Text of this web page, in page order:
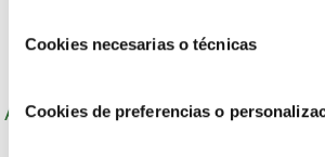
COOKIES.
deCookies necesarias o técnicas
Cookies de preferencias o
Autor: Cocineros de Choví,